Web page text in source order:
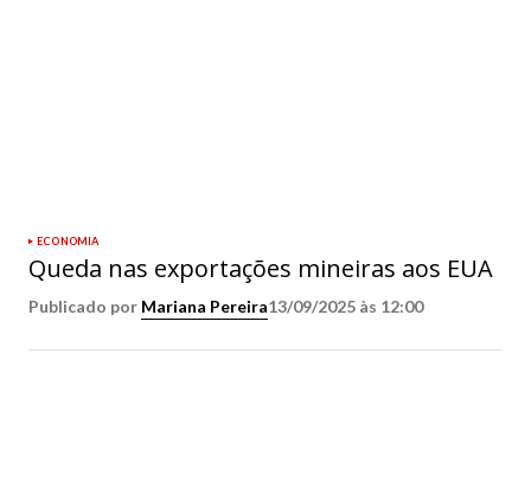
ECONOMIA
Queda nas exportações mineiras aos EUA
Publicado por Mariana Pereira13/09/2025 às 12:00